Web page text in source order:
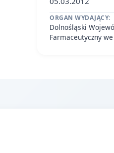
ORGAN WYDAJĄCY:
Dolnośląski
Farmaceutyczny